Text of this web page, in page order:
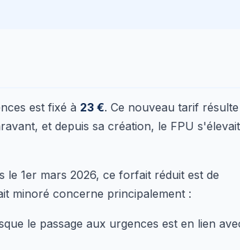
est fixé à 23 €. Ce nouveau tarif résulte
et depuis sa création, le FPU s'élevait
le 1er mars 2026, ce forfait réduit est de
minoré concerne principalement :
le passage aux urgences est en lien